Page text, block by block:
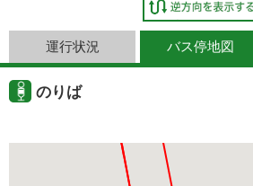
運行状況 バス停地図
のりば